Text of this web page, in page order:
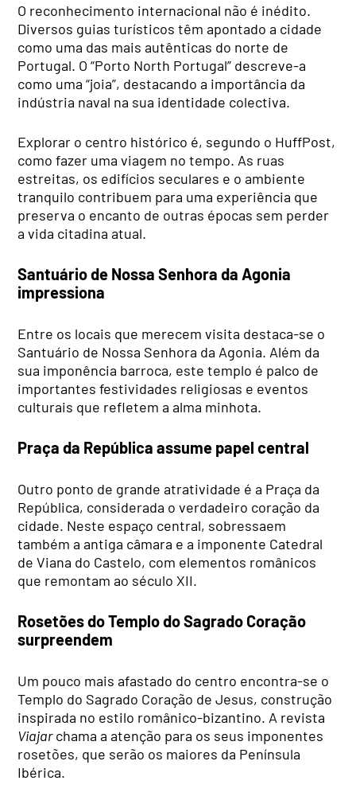
O reconhecimento internacional não é inédito.
Diversos guias turísticos têm apontado a cidade
como uma das mais autênticas do norte de
Portugal. O “Porto North Portugal” descreve-a
como uma “joia”, destacando a importância da
indústria naval na sua identidade colectiva.
Explorar o centro histórico é, segundo o HuffPost,
como fazer uma viagem no tempo. As ruas
estreitas, os edifícios seculares e o ambiente
tranquilo contribuem para uma experiência que
preserva o encanto de outras épocas sem perder
a vida citadina atual.
Santuário de Nossa Senhora da Agonia
impressiona
Entre os locais que merecem visita destaca-se o
Santuário de Nossa Senhora da Agonia. Além da
sua imponência barroca, este templo é palco de
importantes festividades religiosas e eventos
culturais que refletem a alma minhota.
Praça da República assume papel central
Outro ponto de grande atratividade é a Praça da
República, considerada o verdadeiro coração da
cidade. Neste espaço central, sobressaem
também a antiga câmara e a imponente Catedral
de Viana do Castelo, com elementos românicos
que remontam ao século XII.
Rosetões do Templo do Sagrado Coração
surpreendem
Um pouco mais afastado do centro encontra-se o
Templo do Sagrado Coração de Jesus, construção
inspirada no estilo românico-bizantino. A revista
Viajarchama a atenção para os seus imponentes
rosetões, que serão os maiores da Península
Ibérica.